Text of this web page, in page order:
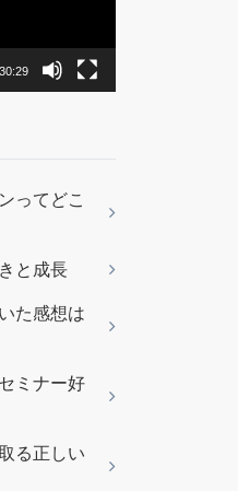
30:29
ってどこ
と成長
た感想は
ミナー好
る正しい